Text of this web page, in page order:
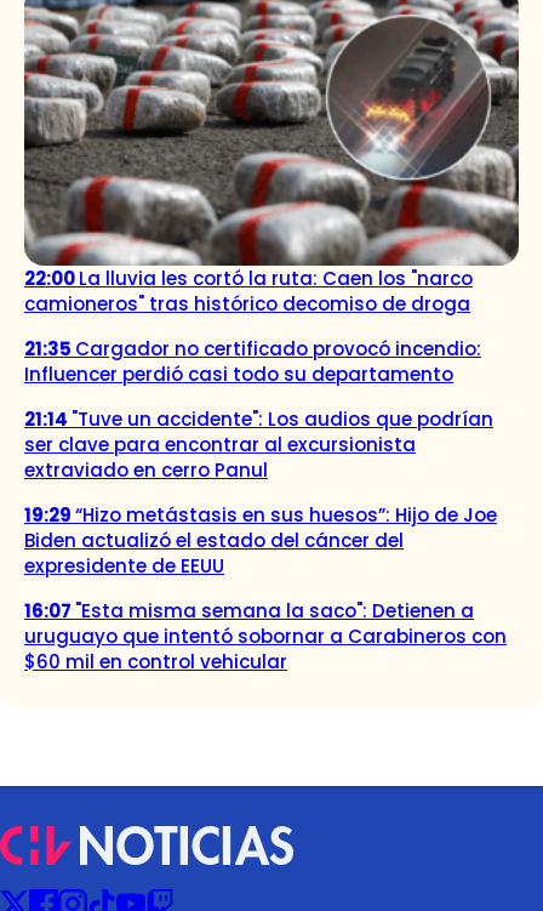
22:00La lluvia les cortó la ruta: Caen los "narco
camioneros" tras histórico decomiso de droga
21:35 Cargador no certificado provocó incendio:
Influencer perdió casi todo su departamento
21:14 "Tuve un accidente": Los audios que podrían
ser clave para encontrar al excursionista
extraviado en cerro Panul
19:29“Hizo metástasis en sus huesos”: Hijo de Joe
Biden actualizó el estado del cáncer del
expresidente de EEUU
16:07 "Esta misma semana la saco": Detienen a
uruguayo que intentó sobornar a Carabineros con
$60 mil en control vehicular